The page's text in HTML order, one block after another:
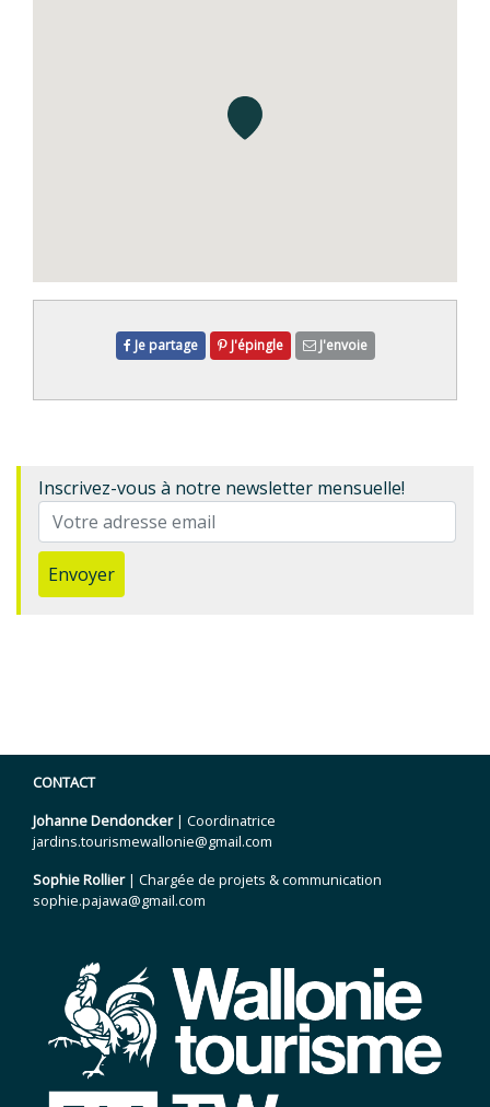
Je partage J'épingle J'envoie
Inscrivez-vous à notre newsletter mensuelle!
Envoyer
CONTACT
Johanne Dendoncker| Coordinatrice
jardins.tourismewallonie@gmail.com
Sophie Rollier| Chargée de projets & communication
sophie.pajawa@gmail.com